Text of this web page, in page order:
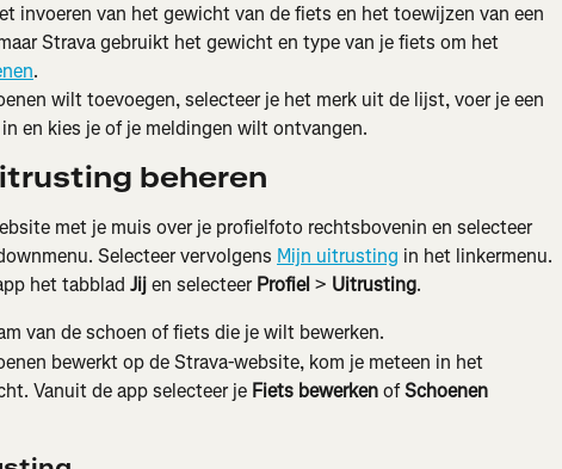
invoeren van het gewicht van de fiets en het toewijzen van een
Strava gebruikt het gewicht en type van je fiets om het
.
wilt toevoegen, selecteer je het merk uit de lijst, voer je een
en kies je of je meldingen wilt ontvangen.
beheren
met je muis over je profielfoto rechtsbovenin en selecteer
Selecteer vervolgens Mijn uitrusting in het linkermenu.
het tabblad Jij en selecteer Profiel > Uitrusting.
van de schoen of fiets die je wilt bewerken.
bewerkt op de Strava-website, kom je meteen in het
Vanuit de app selecteer je Fiets bewerken of Schoenen